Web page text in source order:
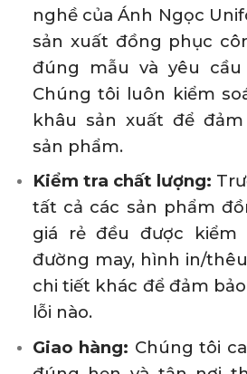
nghề của Ánh Ngọc
sản xuất đồng phục
đúng mẫu và yêu
Chúng tôi luôn kiểm
khâu sản xuất để
sản phẩm.
Kiểm tra chất lượng:
tất cả các sản phẩm
giá rẻ đều được
đường may, hình in/
chi tiết khác để đảm
lỗi nào.
Giao hàng: Chúng tôi